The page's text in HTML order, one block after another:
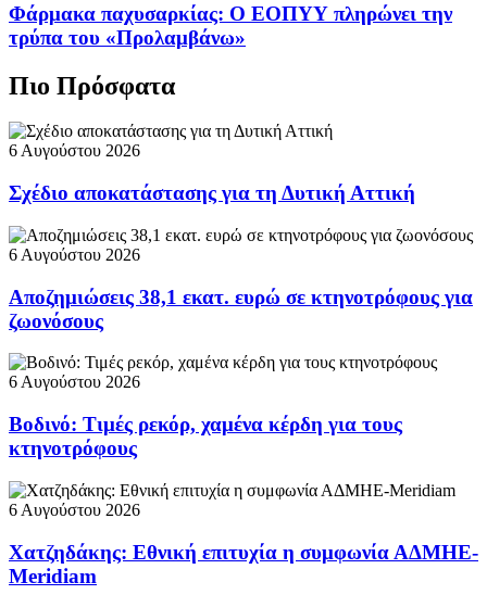
Φάρμακα παχυσαρκίας: Ο ΕΟΠΥΥ πληρώνει την
τρύπα του «Προλαμβάνω»
Πιο Πρόσφατα
6 Αυγούστου 2026
Σχέδιο αποκατάστασης για τη Δυτική Αττική
6 Αυγούστου 2026
Αποζημιώσεις 38,1 εκατ. ευρώ σε κτηνοτρόφους για
ζωονόσους
6 Αυγούστου 2026
Βοδινό: Τιμές ρεκόρ, χαμένα κέρδη για τους
κτηνοτρόφους
6 Αυγούστου 2026
Χατζηδάκης: Εθνική επιτυχία η συμφωνία ΑΔΜΗΕ-
Meridiam